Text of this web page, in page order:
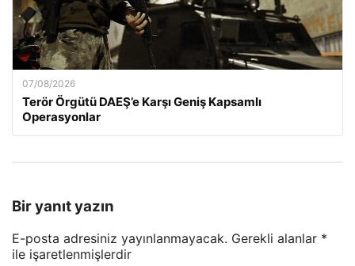
07/08/2026
Terör Örgütü DAEŞ’e Karşı Geniş Kapsamlı
Operasyonlar
Bir yanıt yazın
E-posta adresiniz yayınlanmayacak. Gerekli alanlar *
ile işaretlenmişlerdir